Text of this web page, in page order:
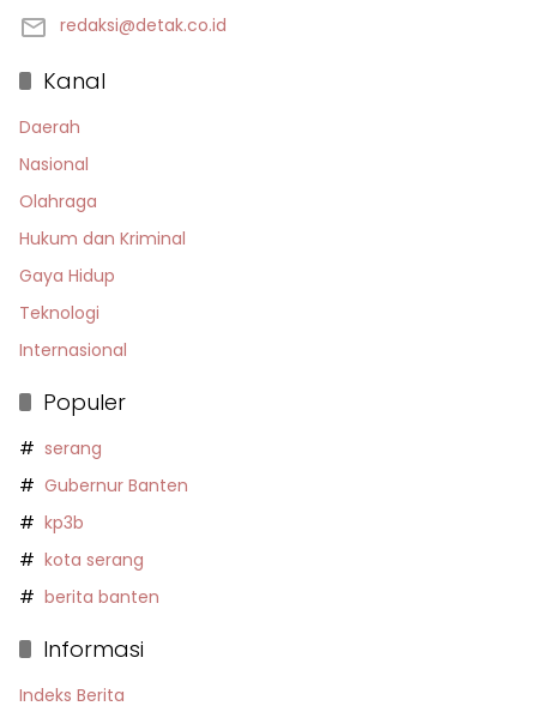
redaksi@detak.co.id
Kanal
Daerah
Nasional
Olahraga
Hukum dan Kriminal
Gaya Hidup
Teknologi
Internasional
Populer
serang
Gubernur Banten
kp3b
kota serang
berita banten
Informasi
Indeks Berita